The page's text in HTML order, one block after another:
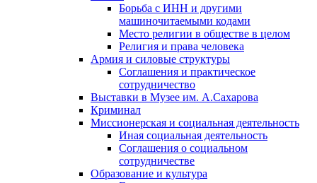
Борьба с ИНН и другими
машиночитаемыми кодами
Место религии в обществе в целом
Религия и права человека
Армия и силовые структуры
Соглашения и практическое
сотрудничество
Выставки в Музее им. А.Сахарова
Криминал
Миссионерская и социальная деятельность
Иная социальная деятельность
Соглашения о социальном
сотрудничестве
Образование и культура